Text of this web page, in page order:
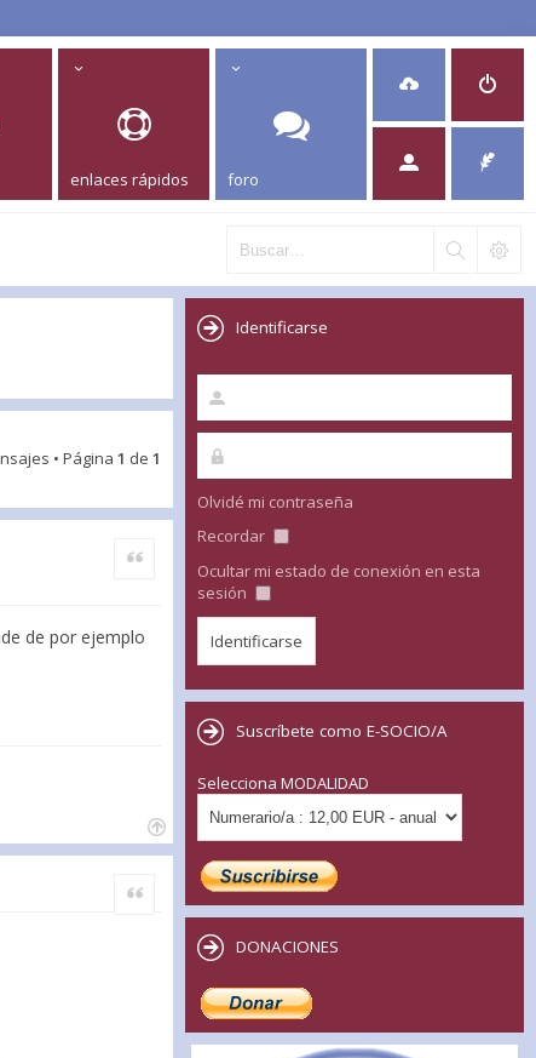
enlaces rápidos foro
• Página 1 de 1
Citar
de por ejemplo
Citar
Identificarse
Olvidé mi contraseña
Recordar
Ocultar mi estado de conexión en esta
sesión
Suscríbete como E-SOCIO/A
Selecciona MODALIDAD
DONACIONES